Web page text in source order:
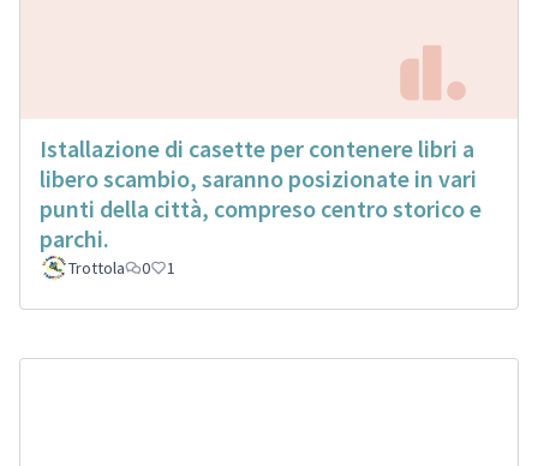
Istallazione di casette per contenere libri a
libero scambio, saranno posizionate in vari
punti della città, compreso centro storico e
parchi.
Trottola 0 1